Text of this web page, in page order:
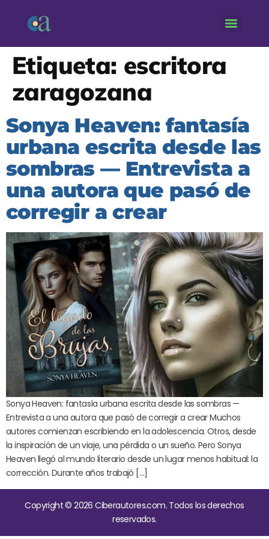
Etiqueta: escritora
zaragozana
Sonya Heaven: fantasía
urbana escrita desde las
sombras — Entrevista a
una autora que pasó de
corregir a crear
Sonya Heaven: fantasía urbana escrita desde las sombras —
Entrevista a una autora que pasó de corregir a crear Muchos
autores comienzan escribiendo en la adolescencia. Otros, desde
la inspiración de un viaje, una pérdida o un sueño. Pero Sonya
Heaven llegó al mundo literario desde un lugar menos habitual: la
corrección. Durante años trabajó […]
Copyright © 2026 Ciberautores.com. Todos los derechos
reservados.